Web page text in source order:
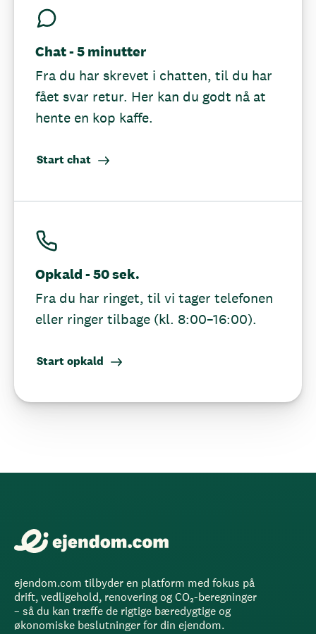
Chat - 5 minutter
Fra du har skrevet i chatten, til du har
fået svar retur. Her kan du godt nå at
hente en kop kaffe.
Start chat
Opkald - 50 sek.
Fra du har ringet, til vi tager telefonen
eller ringer tilbage (kl. 8:00–16:00).
Start opkald
ejendom.com tilbyder en platform med fokus på
drift, vedligehold, renovering og CO₂-beregninger
– så du kan træffe de rigtige bæredygtige og
økonomiske beslutninger for din ejendom.